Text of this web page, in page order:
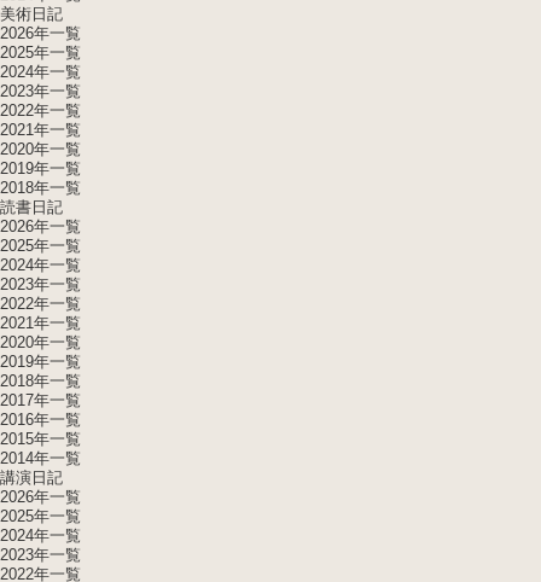
美術日記
2026年一覧
2025年一覧
2024年一覧
2023年一覧
2022年一覧
2021年一覧
2020年一覧
2019年一覧
2018年一覧
読書日記
2026年一覧
2025年一覧
2024年一覧
2023年一覧
2022年一覧
2021年一覧
2020年一覧
2019年一覧
2018年一覧
2017年一覧
2016年一覧
2015年一覧
2014年一覧
講演日記
2026年一覧
2025年一覧
2024年一覧
2023年一覧
2022年一覧